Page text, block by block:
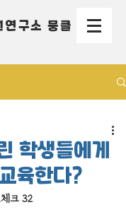
연구소 뭉클
학생들에게
육한다?
크 32